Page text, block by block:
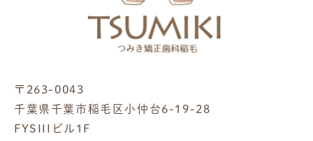
〒263-0043
千葉県千葉市稲毛区小仲台6-19-28
FYSIIIビル1F